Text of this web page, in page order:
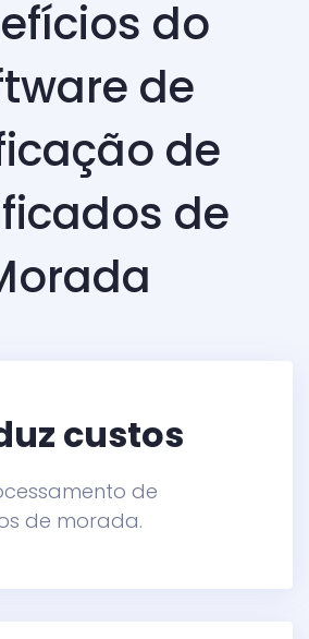
do
de
de
de
custos
de
de morada.